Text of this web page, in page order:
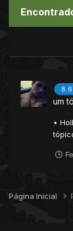
um
•
Página Inicial